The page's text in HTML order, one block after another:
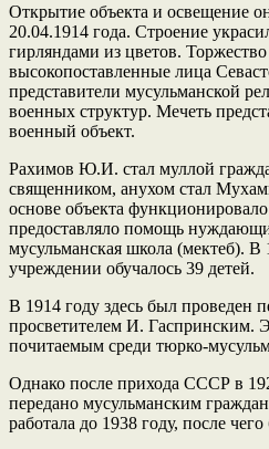
Открытие объекта и освещение
20.04.1914 года. Строение
гирляндами из цветов.
высокопоставленные лица
представители мусульманской
военных структур. Мечеть
военный объект.
Рахимов Ю.И. стал муллой
священником, анухом стал
основе объекта
предоставляло помощь
мусульманская школа (мектеб). В
учреждении обучалось 39 детей.
В 1914 году здесь был проведен
просветителем И. Гаспринским.
почитаемым среди тюрко-
Однако после прихода СССР в
передано мусульманским
работала до 1938 году, после